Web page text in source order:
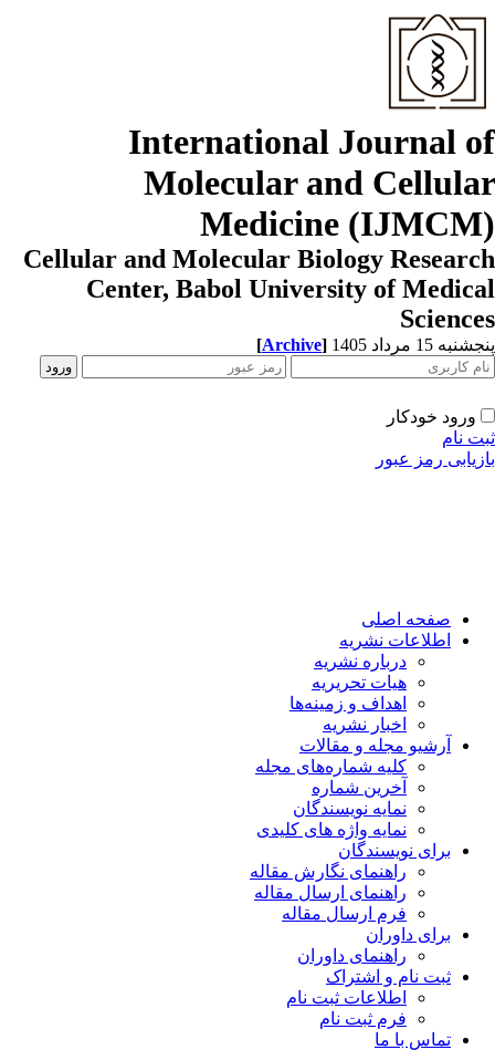
International Journal
Molecular and
Medicine
Cellular and Molecular Biology
Center, Babol University of
15 مرداد 1405 [Archive]
ورود خودکار
نام
رمز عبور
صفحه اصلی
اطلاعات نشریه
درباره نشریه
هیات تحریریه
اهداف و زمینه‌ها
اخبار نشریه
آرشیو مجله و مقالات
کلیه شماره‌های مجله
آخرین شماره
نمایه نویسندگان
نمایه واژه های کلیدی
برای نویسندگان
راهنمای نگارش مقاله
راهنمای ارسال مقاله
فرم ارسال مقاله
برای داوران
راهنمای داوران
ثبت نام و اشتراک
اطلاعات ثبت نام
فرم ثبت نام
تماس با ما